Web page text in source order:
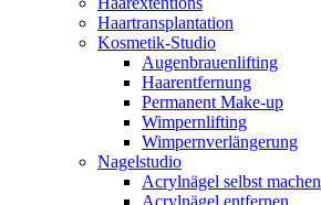
Haartransplantation
Kosmetik-Studio
Augenbrauenlifting
Haarentfernung
Permanent Make-up
Wimpernlifting
Wimpernverlängerung
Nagelstudio
Acrylnägel selbst machen
Acrylnägel entfernen